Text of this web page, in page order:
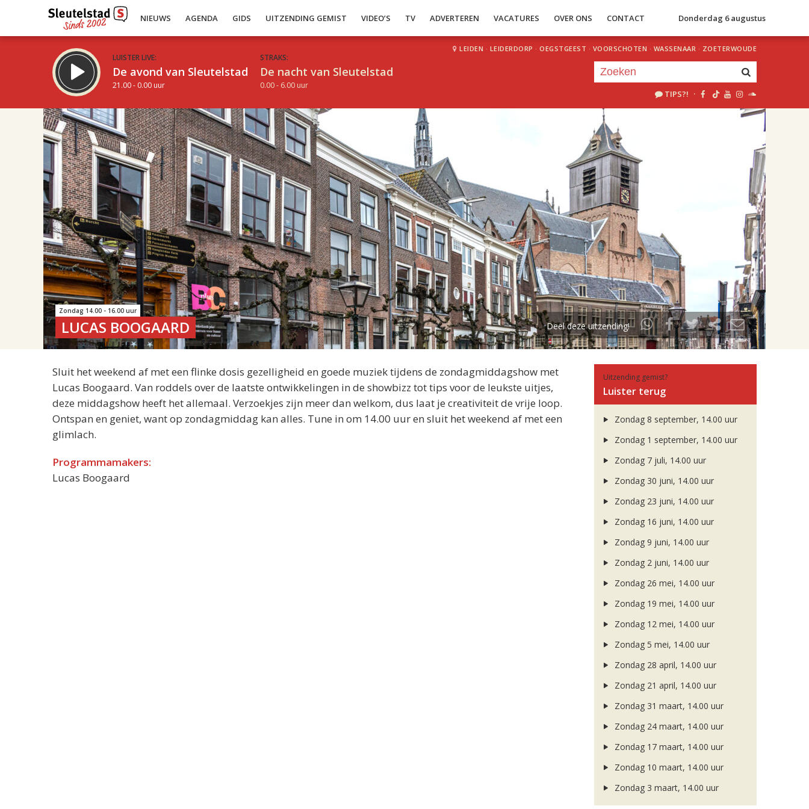
NIEUWS AGENDA GIDS UITZENDING GEMIST VIDEO’S TV ADVERTEREN VACATURES OVER ONS CONTACT Donderdag 6 augustus
LUISTER LIVE:
De avond van Sleutelstad
21.00 - 0.00 uur
STRAKS:
De nacht van Sleutelstad
0.00 - 6.00 uur
LEIDEN · LEIDERDORP · OEGSTGEEST · VOORSCHOTEN · WASSENAAR · ZOETERWOUDE
TIPS?! ·
14.00 15.00
Inklappen
Zondag 14.00 - 16.00 uur
LUCAS BOOGAARD Deel deze uitzending!
Sluit het weekend af met een flinke dosis gezelligheid en goede muziek tijdens de zondagmiddagshow met
Lucas Boogaard. Van roddels over de laatste ontwikkelingen in de showbizz tot tips voor de leukste uitjes,
deze middagshow heeft het allemaal. Verzoekjes zijn meer dan welkom, dus laat je creativiteit de vrije loop.
Ontspan en geniet, want op zondagmiddag kan alles. Tune in om 14.00 uur en sluit het weekend af met een
glimlach.
Programmamakers:
Lucas Boogaard
Uitzending gemist?
Luister terug
Zondag 8 september, 14.00 uur
Zondag 1 september, 14.00 uur
Zondag 7 juli, 14.00 uur
Zondag 30 juni, 14.00 uur
Zondag 23 juni, 14.00 uur
Zondag 16 juni, 14.00 uur
Zondag 9 juni, 14.00 uur
Zondag 2 juni, 14.00 uur
Zondag 26 mei, 14.00 uur
Zondag 19 mei, 14.00 uur
Zondag 12 mei, 14.00 uur
Zondag 5 mei, 14.00 uur
Zondag 28 april, 14.00 uur
Zondag 21 april, 14.00 uur
Zondag 31 maart, 14.00 uur
Zondag 24 maart, 14.00 uur
Zondag 17 maart, 14.00 uur
Zondag 10 maart, 14.00 uur
Zondag 3 maart, 14.00 uur